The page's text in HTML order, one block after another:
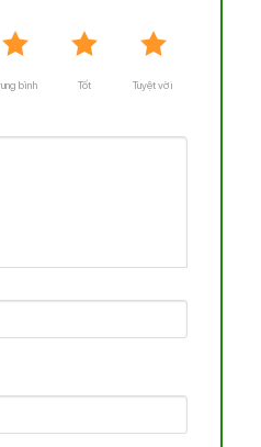
ĐỘC TỐ VÀ SE KHÍT
bình Tốt Tuyệt vời